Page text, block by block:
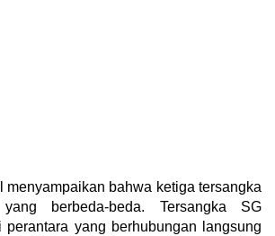
menyampaikan bahwa ketiga tersangka
berbeda-beda. Tersangka SG
perantara yang berhubungan langsung